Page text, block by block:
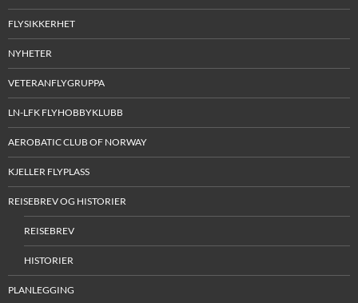
FLYSIKKERHET
NYHETER
VETERANFLYGRUPPA
LN-LFK FLYHOBBYKLUBB
AEROBATIC CLUB OF NORWAY
KJELLER FLYPLASS
REISEBREV OG HISTORIER
REISEBREV
HISTORIER
PLANLEGGING